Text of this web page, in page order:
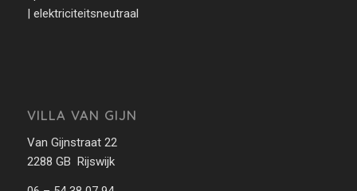
| elektriciteitsneutraal
VILLA VAN GIJN
Van Gijnstraat 22
2288 GB Rijswijk